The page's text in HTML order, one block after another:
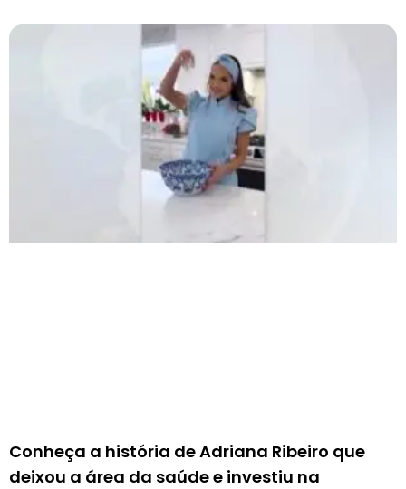
Conheça a história de Adriana Ribeiro que
deixou a área da saúde e investiu na